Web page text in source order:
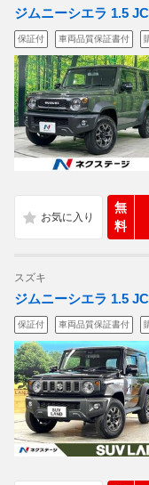
ジムニーシエラ 1.5
保証付 車両品質保証書付
無
料
スズキ
ジムニーシエラ 1.5
保証付 車両品質保証書付